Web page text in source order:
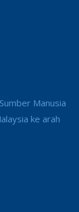
Manusia
ke arah